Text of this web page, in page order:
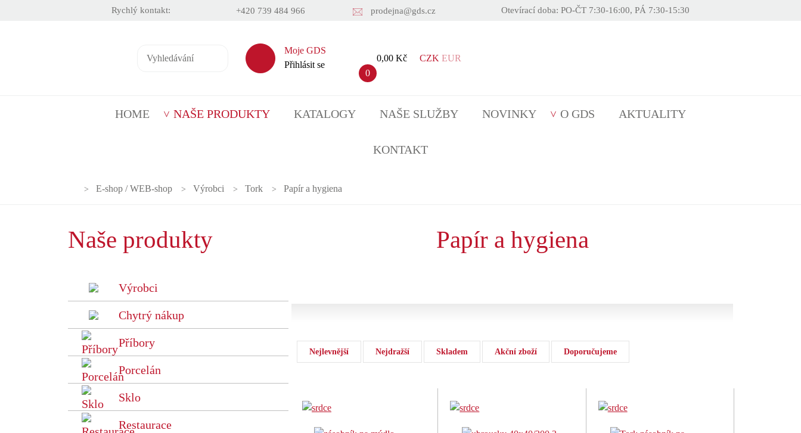
Rychlý kontakt: +420 739 484 966 prodejna@gds.cz Otevírací doba: PO-ČT 7:30-16:00, PÁ 7:30-15:30
Moje GDS
Přihlásit se
0
0,00 Kč CZK EUR
HOME NAŠE PRODUKTY KATALOGY NAŠE SLUŽBY NOVINKY O GDS AKTUALITY
KONTAKT
E-shop / WEB-shop Výrobci Tork Papír a hygiena
Naše produkty
Výrobci
Chytrý nákup
Příbory
Porcelán
Sklo
Restaurace
Papír a hygiena
Nejlevnější Nejdražší Skladem Akční zboží Doporučujeme